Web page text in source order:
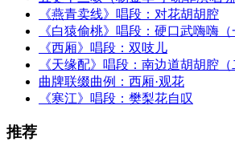
《燕青卖线》唱段：对花胡胡腔
《白猿偷桃》唱段：硬口武嗨嗨（
《西厢》唱段：双吱儿
《天缘配》唱段：南边道胡胡腔（
曲牌联缀曲例：西厢·观花
《寒江》唱段：樊梨花自叹
推荐